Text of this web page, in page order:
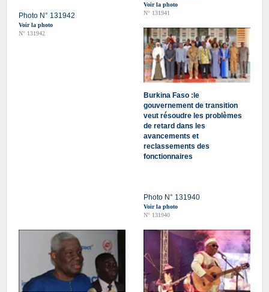
Photo N° 131942
Voir la photo
N° 131942
Voir la photo
N° 131941
Burkina Faso :le
gouvernement de transition
veut résoudre les problèmes
de retard dans les
avancements et
reclassements des
fonctionnaires
Photo N° 131940
Voir la photo
N° 131940